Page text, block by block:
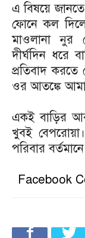
এ বিষয়ে
ফোনে কল
মাওলানা নুর
দীর্ঘদিন ধরে
প্রতিবাদ করতে
ওর আতঙ্কে
একই বাড়ির
খুবই
পরিবার
Facebook